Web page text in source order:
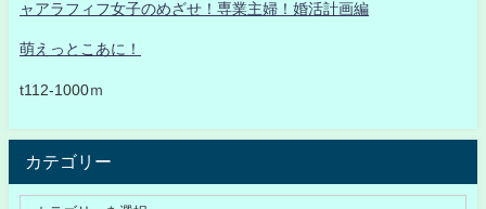
ャアラフィフ女子のめざせ！専業主婦！婚活計画編
萌えっとこあに！
t112-1000ｍ
カテゴリー